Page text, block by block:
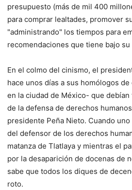
presupuesto (más de mil 400
para comprar lealtades, promover
"administrando" los tiempos para
recomendaciones que tiene bajo
En el colmo del cinismo, el
hace unos días a sus homólogos
en la ciudad de México- que
de la defensa de derechos
presidente Peña Nieto. Cuando
del defensor de los derechos
matanza de Tlatlaya y mientras el
por la desaparición de docenas de
sabe que todos los diques de
roto.